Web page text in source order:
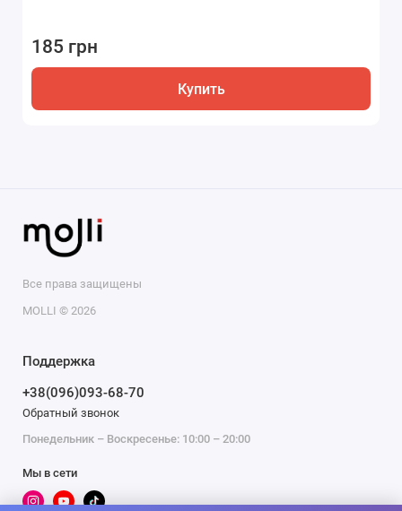
185 грн
Купить
Все права защищены
MOLLI © 2026
Поддержка
+38(096)093-68-70
Обратный звонок
Понедельник – Воскресенье: 10:00 – 20:00
Мы в сети